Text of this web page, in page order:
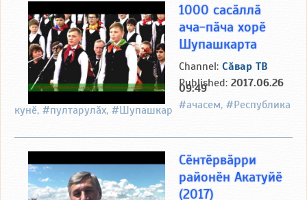
1000 сасӑллӑ
ача-пӑча хорӗ
Шупашкарта
Channel: Сӑвар ТВ
Published: 2017.06.26
09:49
#ачасем, #Республика
кунӗ, #пултарулӑх, #Шупашкар
Сӗнтӗрвӑрри
районӗн Акатуйӗ
(2017)